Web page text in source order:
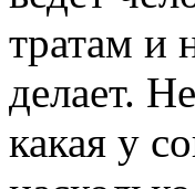
тратам и
делает.
какая у